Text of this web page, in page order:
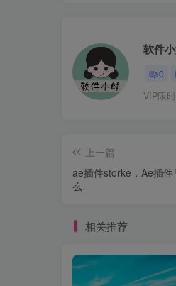
软件
0
VIP限
上一篇
ae插件storke，Ae插
么
相关推荐